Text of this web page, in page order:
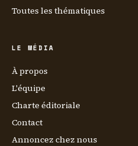
Toutes les thématiques
LE MÉDIA
À propos
L'équipe
Charte éditoriale
Contact
Annoncez chez nous